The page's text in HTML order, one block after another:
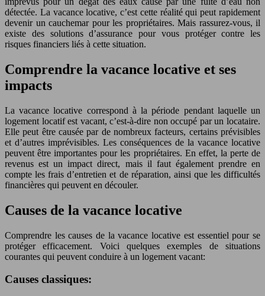
détectée. La vacance locative, c’est cette réalité qui peut rapidement
devenir un cauchemar pour les propriétaires. Mais rassurez-vous, il
existe des solutions d’assurance pour vous protéger contre les
risques financiers liés à cette situation.
Comprendre la vacance locative et ses
impacts
La vacance locative correspond à la période pendant laquelle un
logement locatif est vacant, c’est-à-dire non occupé par un locataire.
Elle peut être causée par de nombreux facteurs, certains prévisibles
et d’autres imprévisibles. Les conséquences de la vacance locative
peuvent être importantes pour les propriétaires. En effet, la perte de
revenus est un impact direct, mais il faut également prendre en
compte les frais d’entretien et de réparation, ainsi que les difficultés
financières qui peuvent en découler.
Causes de la vacance locative
Comprendre les causes de la vacance locative est essentiel pour se
protéger efficacement. Voici quelques exemples de situations
courantes qui peuvent conduire à un logement vacant:
Causes classiques: